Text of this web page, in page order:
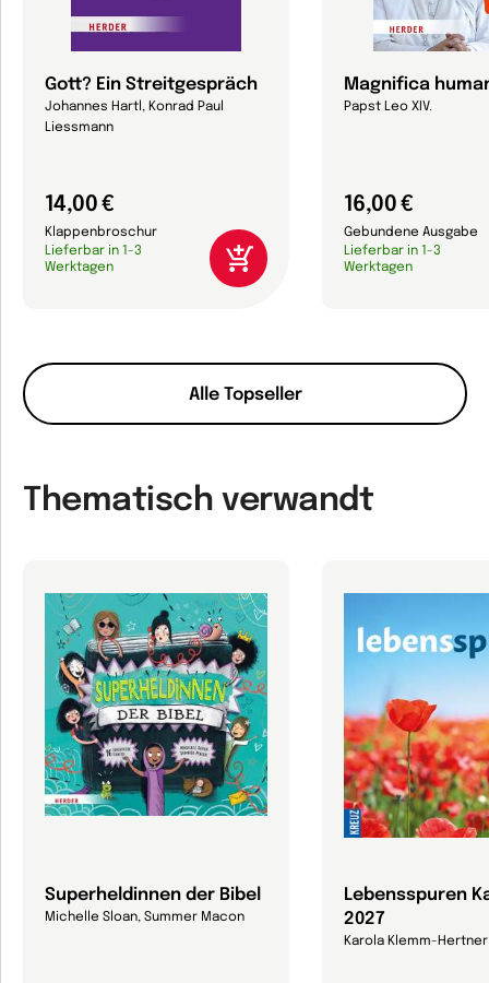
Alle Topseller
Gott? Ein Streitgespräch
Johannes Hartl, Konrad Paul
Liessmann
14,00 €
Klappenbroschur
Lieferbar in 1-3
Werktagen
Magnifica
Papst Leo XIV.
16,00 €
Gebundene Ausgabe
Lieferbar in 1-3
Werktagen
Thematisch verwandt
Superheldinnen der Bibel
Michelle Sloan, Summer Macon
Lebensspuren
2027
Karola Klemm-Hertner